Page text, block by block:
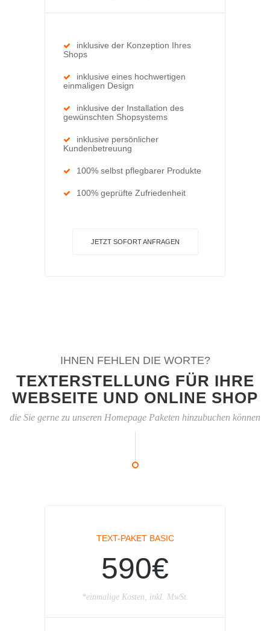
inklusive der Konzeption Ihres
Shops
inklusive eines hochwertigen
einmaligen Design
inklusive der Installation des
gewünschten Shopsystems
inklusive persönlicher
Kundenbetreuung
100% selbst pflegbarer Produkte
100% geprüfte Zufriedenheit
JETZT SOFORT ANFRAGEN
IHNEN FEHLEN DIE WORTE?
TEXTERSTELLUNG FÜR IHRE
WEBSEITE UND ONLINE SHOP
die Sie gerne zu unseren Homepage Paketen hinzubuchen können
TEXT-PAKET BASIC
590€
*einmalige Kosten, inkl. MwSt.